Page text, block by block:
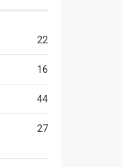
22
16
44
27